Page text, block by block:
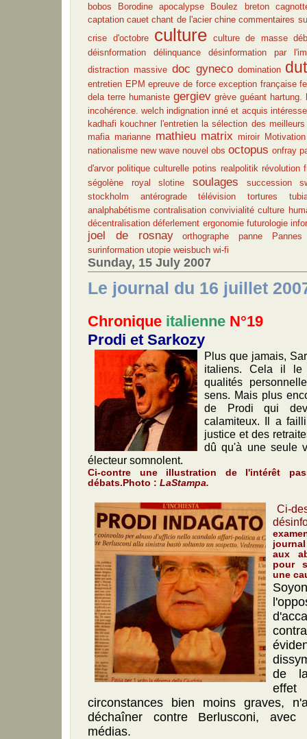
bobos
Borodine apocalypse Boulez breton
captation cauet chant de l'acier chine commentaires
crise d'octobre
culture culture de masse
déisnformation
délinquance
désinformation par
distraction massive doc gyneco domination
entretien EPM epreuve de force exception française
dela terre humaniste gergiev grève guéant hartung.
incohérence. welch indignation inné et acquis
kadhafi kouchner l'entretien la sélection des meilleurs
mafia marianne mathieu matrix miroir Motivation
nationalisme new wave nouvel obs octopus onfray
d'arvor politique culturelle potins realpolitik révolution
ségolène royal
slotine soulages succession
stockholm antérograde
télévision tortures
analphabétisme contralisation convivialité culture
décentralisation déferlement ergonomie futurologie
joel de rosnay orthographe panne
Pannes
surinformation utopie weisbuch wi-fi
Sunday, 15 July 2007
Le journal du 16 juillet
Chronique italienne N°19
Prodi et Sarkozy
Plus que jamais,
italiens. Cela il le
qualités
sens. Mais plus
de Prodi qui
calamiteux. Il a
justice et des
dû qu'à une seule
électeur somnolent.
Ci-contre une illustration de l'intérêt
débats.Photo : LaStampa.
Ci-
aux
pour
une
de
circonstances bien moins graves,
déchaîner contre Berlusconi, avec
médias.